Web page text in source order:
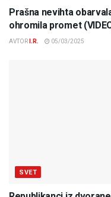
Prašna nevihta
ohromila promet
AVTOR I.R. 05/03/2025
SVET